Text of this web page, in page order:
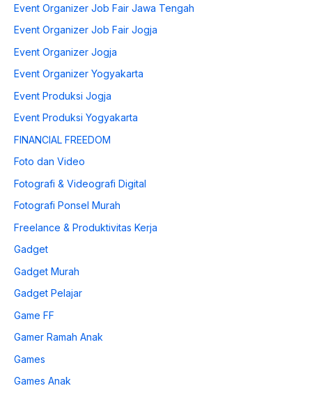
Event Organizer Job Fair Jawa Tengah
Event Organizer Job Fair Jogja
Event Organizer Jogja
Event Organizer Yogyakarta
Event Produksi Jogja
Event Produksi Yogyakarta
FINANCIAL FREEDOM
Foto dan Video
Fotografi & Videografi Digital
Fotografi Ponsel Murah
Freelance & Produktivitas Kerja
Gadget
Gadget Murah
Gadget Pelajar
Game FF
Gamer Ramah Anak
Games
Games Anak